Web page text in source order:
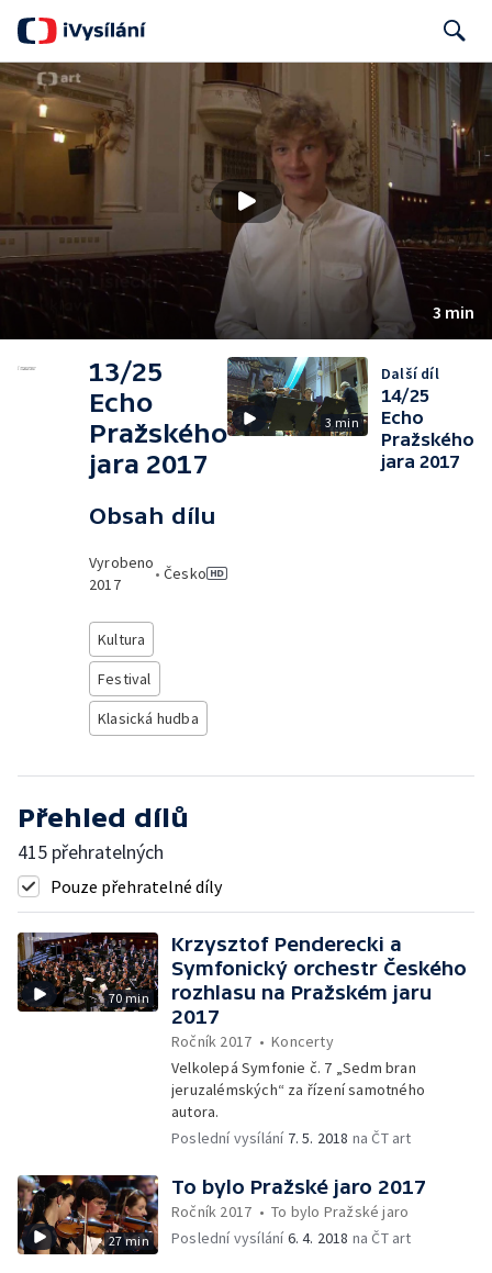
Search
3 min
13/25
Echo
Pražského
jara 2017
Obsah dílu
Vyrobeno
2017
• Česko
Kultura
Festival
Klasická hudba
3 min
Další díl
14/25
Echo
Pražského
jara 2017
Přehled dílů
415 přehratelných
Pouze přehratelné díly
70 min
Krzysztof Penderecki a
Symfonický orchestr Českého
rozhlasu na Pražském jaru
2017
Ročník 2017 •Koncerty
Velkolepá Symfonie č. 7 „Sedm bran
jeruzalémských“ za řízení samotného
autora.
Poslední vysílání 7. 5. 2018 na ČT art
27 min
To bylo Pražské jaro 2017
Ročník 2017 •To bylo Pražské jaro
Poslední vysílání6. 4. 2018 na ČT art